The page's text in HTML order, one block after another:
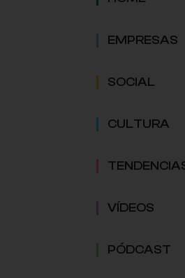
EMPRESAS
SOCIAL
CULTURA
VÍDEOS
PÓDCAST